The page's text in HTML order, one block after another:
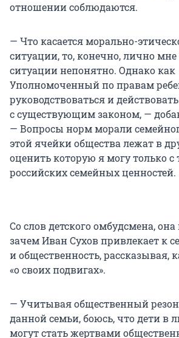
отношении соблюдаются.
— Что касается морально-
ситуации, то, конечно, лично
ситуации непонятно. Однако как
Уполномоченный по правам
руководствоваться и
с существующим законом, —
— Вопросы норм морали
этой ячейки общества лежат в
оценить которую я могу только с
российских семейных ценностей.
Со слов детского омбудсмена,
зачем Иван Сухов привлекает к
и общественность, рассказывая,
«о своих подвигах».
— Учитывая общественный
данной семьи, боюсь, что дети в
могут стать жертвами